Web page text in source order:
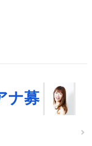
ナ募